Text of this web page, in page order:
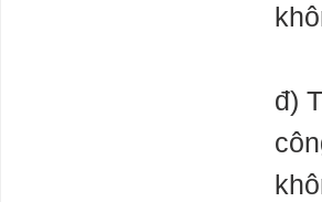
đ)